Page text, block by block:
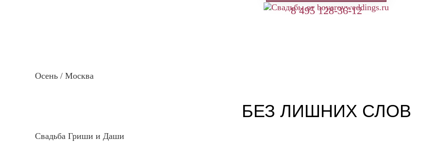
8 495 128-36-12
Осень / Москва
БЕЗ ЛИШНИХ СЛОВ
Свадьба Гриши и Даши